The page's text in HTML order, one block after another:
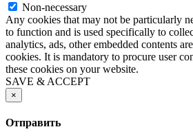
Non-necessary
Any cookies that may not be particularly
to function and is used specifically to
analytics, ads, other embedded contents
cookies. It is mandatory to procure user
these cookies on your website.
SAVE & ACCEPT
×
Отправить